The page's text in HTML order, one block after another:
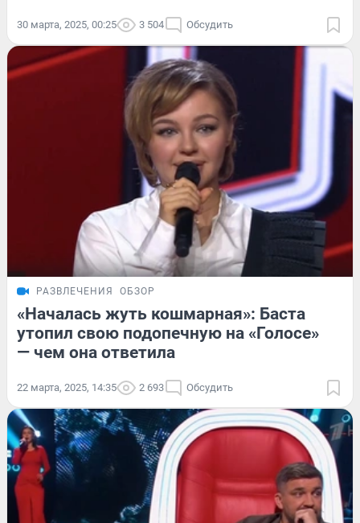
30 марта, 2025, 00:25 3 504 Обсудить
РАЗВЛЕЧЕНИЯ ОБЗОР
«Началась жуть кошмарная»: Баста
утопил свою подопечную на «Голосе»
— чем она ответила
22 марта, 2025, 14:35 2 693 Обсудить